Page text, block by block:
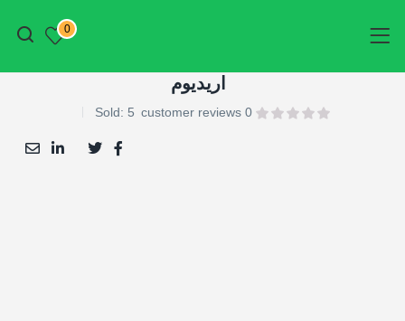
أتمم الطلب
0
اريديوم
0
customer reviews
Sold: 5